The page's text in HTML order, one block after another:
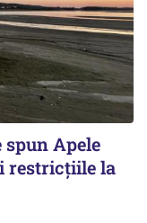
spun Apele
restricțiile la